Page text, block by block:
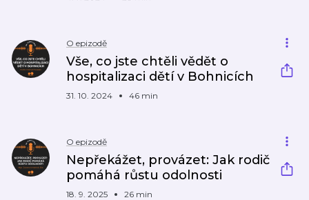
O epizodě
Vše, co jste chtěli vědět o
hospitalizaci dětí v Bohnicích
31. 10. 2024 46 min
O epizodě
Nepřekážet, provázet: Jak rodič
pomáhá růstu odolnosti
18. 9. 2025 26 min